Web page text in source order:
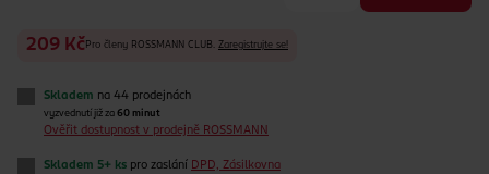
209 Kč Pro členy ROSSMANN CLUB. Zaregistrujte se!
Skladem na 44 prodejnách
vyzvednutí již za 60 minut
Ověřit dostupnost v prodejně ROSSMANN
Skladem 5+ ks pro zaslání DPD, Zásilkovna